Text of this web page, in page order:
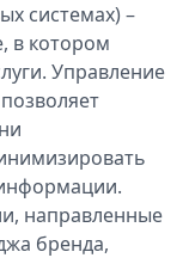
системах) –
в котором
Управление
направленные
бренда,